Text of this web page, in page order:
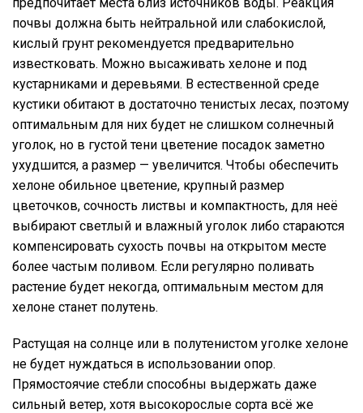
почвы должна быть нейтральной или слабокислой,
кислый грунт рекомендуется предварительно
известковать. Можно высаживать хелоне и под
кустарниками и деревьями. В естественной среде
кустики обитают в достаточно тенистых лесах, поэтому
оптимальным для них будет не слишком солнечный
уголок, но в густой тени цветение посадок заметно
ухудшится, а размер — увеличится. Чтобы обеспечить
хелоне обильное цветение, крупный размер
цветочков, сочность листвы и компактность, для неё
выбирают светлый и влажный уголок либо стараются
компенсировать сухость почвы на открытом месте
более частым поливом. Если регулярно поливать
растение будет некогда, оптимальным местом для
хелоне станет полутень.
Растущая на солнце или в полутенистом уголке хелоне
не будет нуждаться в использовании опор.
Прямостоячие стебли способны выдержать даже
сильный ветер, хотя высокорослые сорта всё же